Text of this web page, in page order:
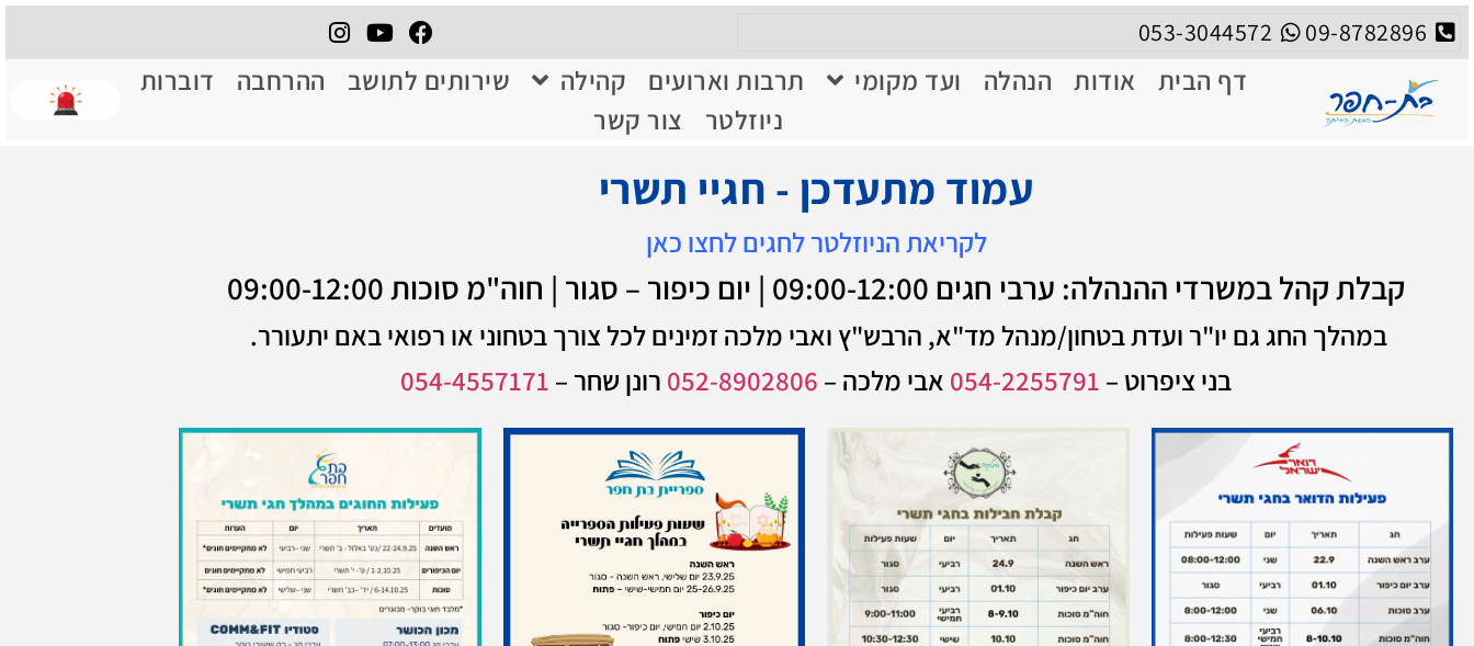
09-8782896
053-3044572
דף הבית אודות הנהלה ועד מקומי תרבות וארועים קהילה שירותים לתושב ההרחבה
דוברות
ניוזלטר
צור קשר
עמוד מתעדכן - חגיי תשרי
לקריאת הניוזלטר לחגים לחצו כאן
קבלת קהל במשרדי ההנהלה: ערבי חגים 09:00-12:00 | יום כיפור – סגור | חוה"מ סוכות 09:00-12:00
במהלך החג גם יו"ר ועדת בטחון/מנהל מד"א, הרבש"ץ ואבי מלכה זמינים לכל צורך בטחוני או רפואי באם יתעורר.
בני ציפרוט – 054-2255791 אבי מלכה – 052-8902806 רונן שחר – 054-4557171